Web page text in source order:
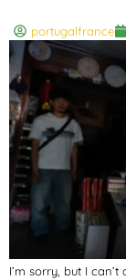
portugalfrance
I’m sorry, but I